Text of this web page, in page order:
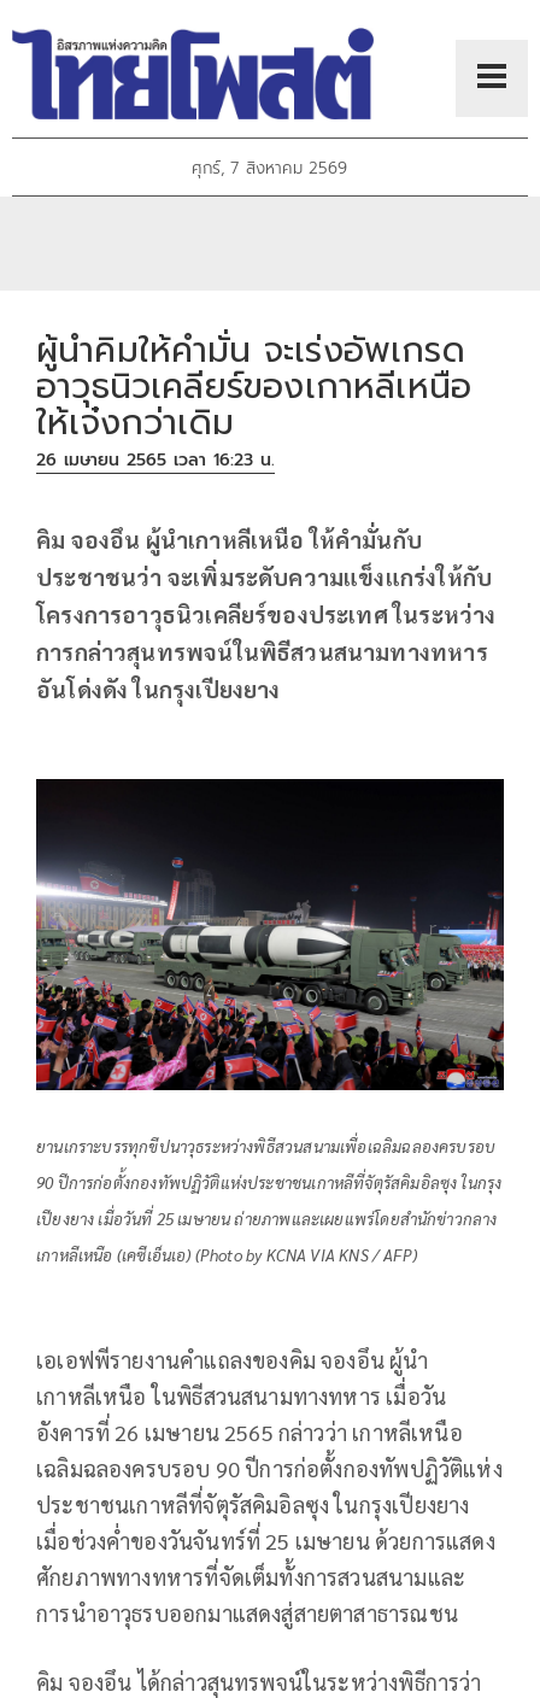
ศุกร์, 7 สิงหาคม 2569
ผู้นำคิมให้คำมั่น จะเร่งอัพเกรด
อาวุธนิวเคลียร์ของเกาหลีเหนือ
ให้เจ๋งกว่าเดิม
26 เมษายน 2565 เวลา 16:23 น.
คิม จองอึน ผู้นำเกาหลีเหนือ ให้คำมั่นกับ
ประชาชนว่า จะเพิ่มระดับความแข็งแกร่งให้กับ
โครงการอาวุธนิวเคลียร์ของประเทศ ในระหว่าง
การกล่าวสุนทรพจน์ในพิธีสวนสนามทางทหาร
อันโด่งดัง ในกรุงเปียงยาง
ยานเกราะบรรทุกขีปนาวุธระหว่างพิธีสวนสนามเพื่อเฉลิมฉลองครบรอบ
90 ปีการก่อตั้งกองทัพปฏิวัติแห่งประชาชนเกาหลีที่จัตุรัสคิมอิลซุง ในกรุง
เปียงยาง เมื่อวันที่ 25 เมษายน ถ่ายภาพและเผยแพร่โดยสำนักข่าวกลาง
เกาหลีเหนือ (เคซีเอ็นเอ) (Photo by KCNA VIA KNS / AFP)
เอเอฟพีรายงานคำแถลงของคิม จองอึน ผู้นำ
เกาหลีเหนือ ในพิธีสวนสนามทางทหาร เมื่อวัน
อังคารที่ 26 เมษายน 2565 กล่าวว่า เกาหลีเหนือ
เฉลิมฉลองครบรอบ 90 ปีการก่อตั้งกองทัพปฏิวัติแห่ง
ประชาชนเกาหลีที่จัตุรัสคิมอิลซุง ในกรุงเปียงยาง
เมื่อช่วงค่ำของวันจันทร์ที่ 25 เมษายน ด้วยการแสดง
ศักยภาพทางทหารที่จัดเต็มทั้งการสวนสนามและ
การนำอาวุธรบออกมาแสดงสู่สายตาสาธารณชน
คิม จองอึน ได้กล่าวสุนทรพจน์ในระหว่างพิธีการว่า